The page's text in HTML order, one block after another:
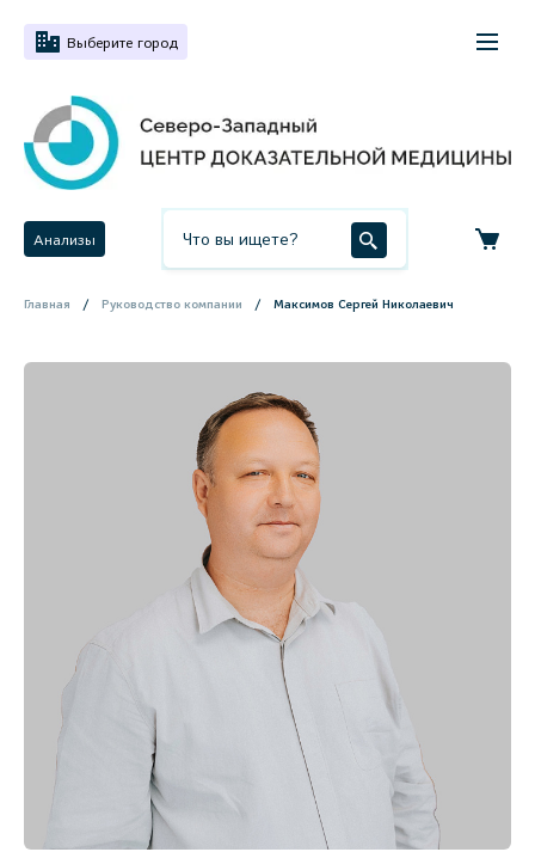
Выберите город
Анализы
Главная Руководство компании Максимов Сергей Николаевич